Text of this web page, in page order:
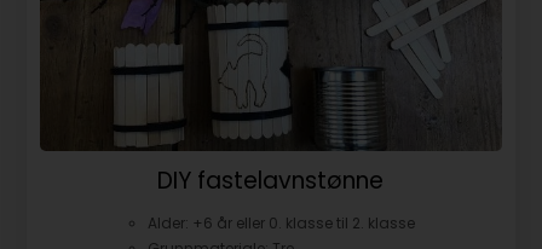
DIY fastelavnstønne
Alder: +6 år eller 0. klasse til 2. klasse